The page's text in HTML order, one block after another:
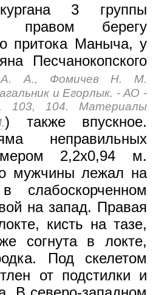
3 группы
правом берегу
притока Маныча, у
Песчанокопского
А. А., Фомичев Н. М.
и Егорлык. - АО -
103, 104. Материалы
) также впускное.
неправильных
2,2x0,94 м.
мужчины лежал на
слабоскорченном
на запад. Правая
кисть на тазе,
согнута в локте,
Под скелетом
от подстилки и